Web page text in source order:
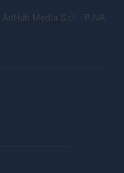
AdHub Media S.r.l. · P.IVA